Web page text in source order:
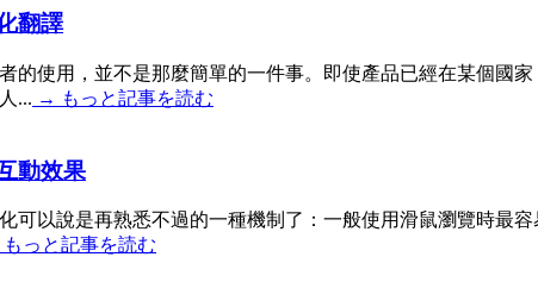
翻譯
的使用，並不是那麼簡單的一件事。即使產品已經在某個國
... → もっと記事を読む
動效果
可以說是再熟悉不過的一種機制了：一般使用滑鼠瀏覽時最
もっと記事を読む